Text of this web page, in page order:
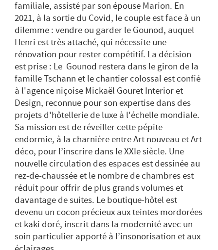
familiale, assisté par son épouse Marion. En
2021, à la sortie du Covid, le couple est face à un
dilemme : vendre ou garder le Gounod, auquel
Henri est très attaché, qui nécessite une
rénovation pour rester compétitif. La décision
est prise : Le Gounod restera dans le giron de la
famille Tschann et le chantier colossal est confié
à l'agence niçoise Mickaël Gouret Interior et
Design, reconnue pour son expertise dans des
projets d'hôtellerie de luxe à l'échelle mondiale.
Sa mission est de réveiller cette pépite
endormie, à la charnière entre Art nouveau et Art
déco, pour l’inscrire dans le XXIe siècle. Une
nouvelle circulation des espaces est dessinée au
rez-de-chaussée et le nombre de chambres est
réduit pour offrir de plus grands volumes et
davantage de suites. Le boutique-hôtel est
devenu un cocon précieux aux teintes mordorées
et kaki doré, inscrit dans la modernité avec un
soin particulier apporté à l’insonorisation et aux